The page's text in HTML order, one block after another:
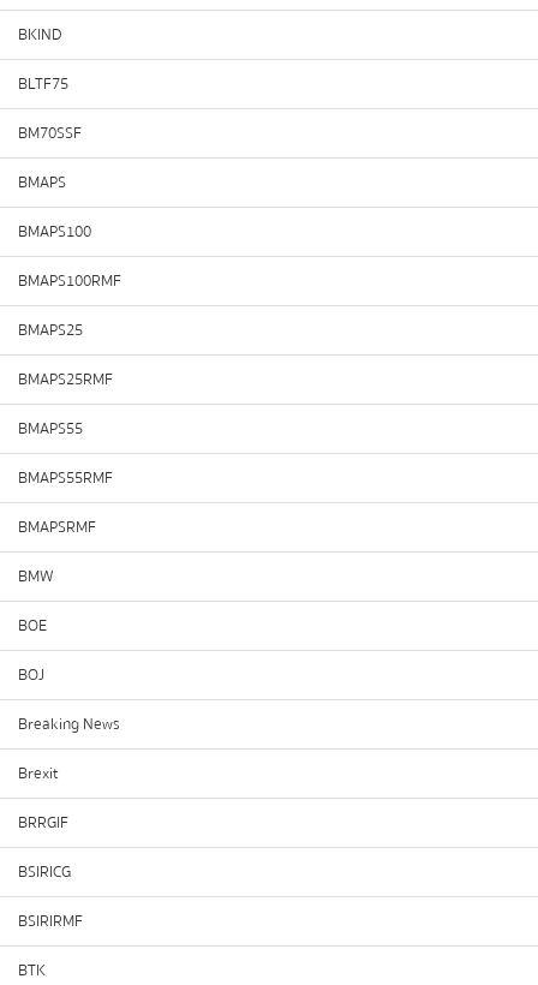
BKIND
BLTF75
BM70SSF
BMAPS
BMAPS100
BMAPS100RMF
BMAPS25
BMAPS25RMF
BMAPS55
BMAPS55RMF
BMAPSRMF
BMW
BOE
BOJ
Breaking News
Brexit
BRRGIF
BSIRICG
BSIRIRMF
BTK